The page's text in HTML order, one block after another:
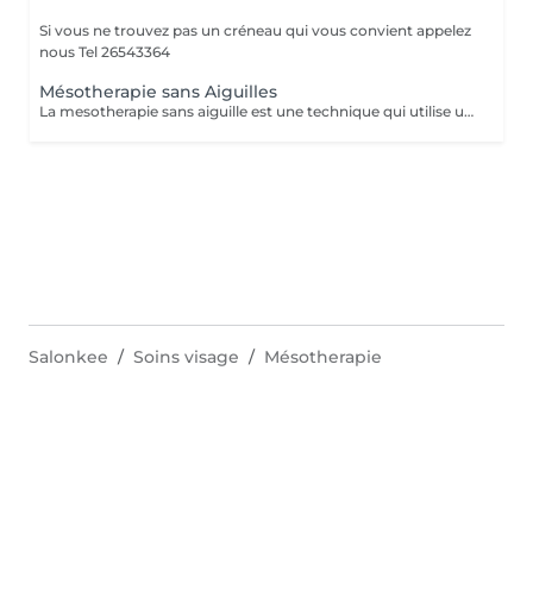
Si vous ne trouvez pas un créneau qui vous convient appelez
nous Tel 26543364
Mésotherapie sans Aiguilles
La mesotherapie sans aiguille est une technique qui utilise un courant galvanique afin d'ouvrir les pores de la peau et y faire pénétrer le sérum plus en profondeur sans laisser de marques ou d'irritations
Salonkee Soins visage Mésotherapie